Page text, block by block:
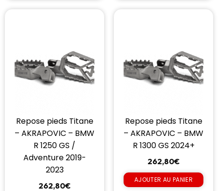
Repose pieds Titane
– AKRAPOVIC – BMW
R 1250 GS /
Adventure 2019-
2023
262,80€
Repose pieds Titane
– AKRAPOVIC – BMW
R 1300 GS 2024+
262,80€
AJOUTER AU PANIER